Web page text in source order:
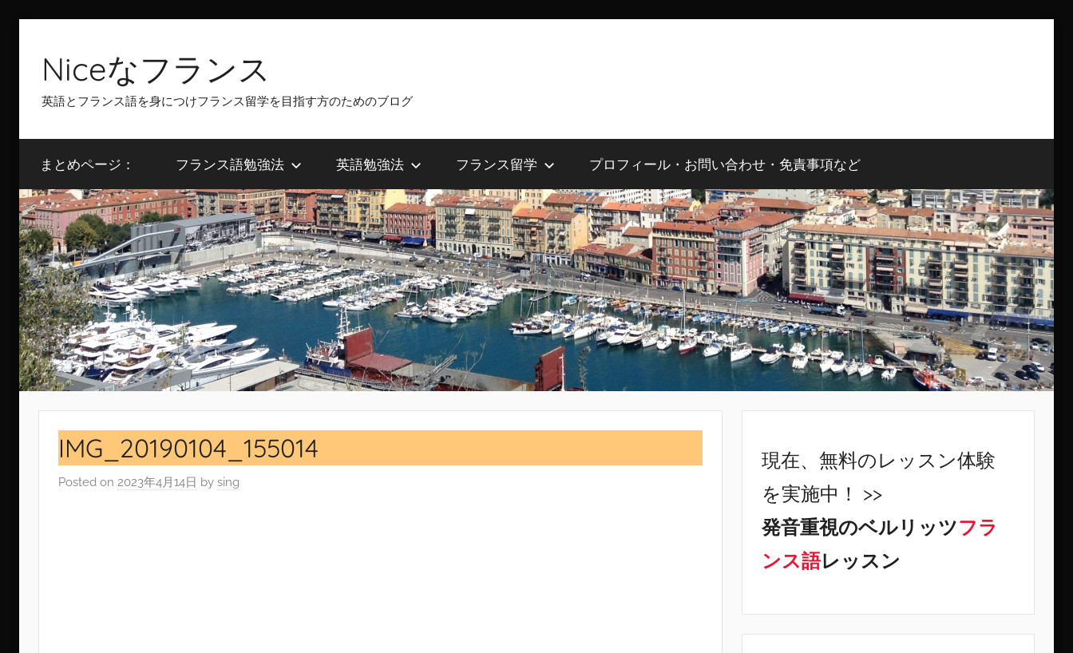
contentNiceなフランス
英語とフランス語を身につけフランス留学を目指す方のためのブログ
まとめページ： フランス語勉強法 英語勉強法 フランス留学 プロフィール・お問い合わせ・免責事項など
IMG_20190104_155014
Posted on 2023年4月14日 by sing
現在、無料のレッスン体験
を実施中！ >>
発音重視のベルリッツフラ
ンス語レッスン